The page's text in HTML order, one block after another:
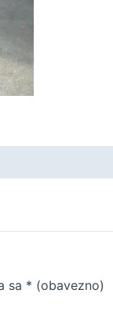
sa * (obavezno)